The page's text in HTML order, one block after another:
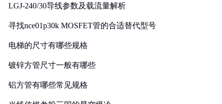
LGJ-240/30导线参数及载流量解析
寻找nce01p30k MOSFET管的合适替代型号
电梯的尺寸有哪些规格
镀锌方管尺寸一般有哪些
铝方管有哪些常见规格